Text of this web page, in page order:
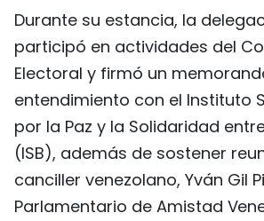
FRANÇAIS
РУССКИЙ
Durante su estancia, la
participó en actividades del
Electoral y firmó un
entendimiento con el Instituto
por la Paz y la Solidaridad
(ISB), además de sostener
canciller venezolano, Yván Gil
Parlamentario de Amistad